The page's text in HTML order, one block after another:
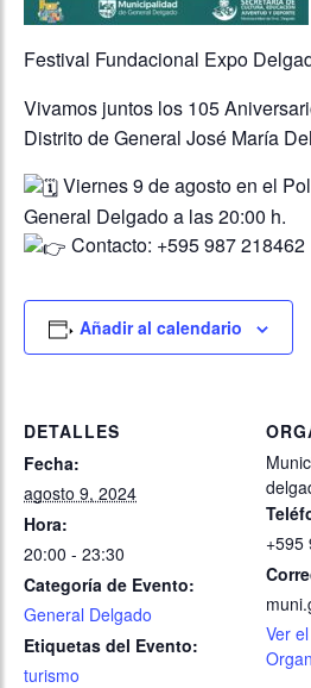
Festival Fundacional Expo
Vivamos juntos los 105
Distrito de General José María
Viernes 9 de agosto en el
General Delgado a las 20:00 h.
Contacto: +595 987 218462
Añadir al calendario
DETALLES
Fecha:
agosto 9, 2024
Hora:
20:00 - 23:30
Categoría de Evento:
General Delgado
Etiquetas del Evento:
turismo
+595
Ver